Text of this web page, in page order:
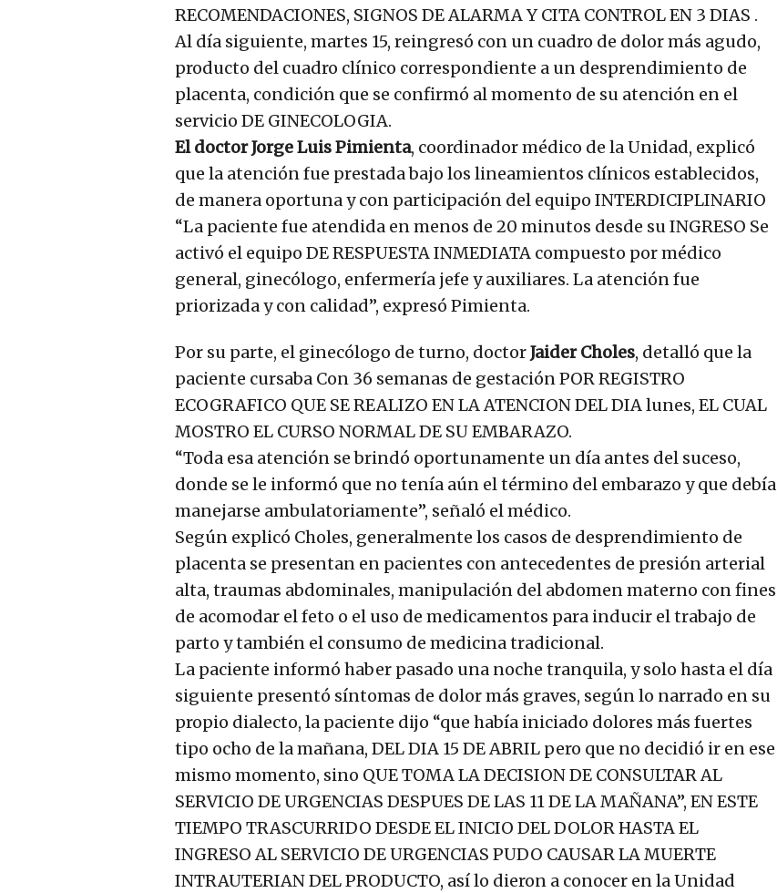
RECOMENDACIONES, SIGNOS DE ALARMA Y CITA CONTROL EN 3 DIAS .
Al día siguiente, martes 15, reingresó con un cuadro de dolor más agudo,
producto del cuadro clínico correspondiente a un desprendimiento de
placenta, condición que se confirmó al momento de su atención en el
servicio DE GINECOLOGIA.
El doctor Jorge Luis Pimienta, coordinador médico de la Unidad, explicó
que la atención fue prestada bajo los lineamientos clínicos establecidos,
de manera oportuna y con participación del equipo INTERDICIPLINARIO
“La paciente fue atendida en menos de 20 minutos desde su INGRESO Se
activó el equipo DE RESPUESTA INMEDIATA compuesto por médico
general, ginecólogo, enfermería jefe y auxiliares. La atención fue
priorizada y con calidad”, expresó Pimienta.
Por su parte, el ginecólogo de turno, doctorJaider Choles, detalló que la
paciente cursaba Con 36 semanas de gestación POR REGISTRO
ECOGRAFICO QUE SE REALIZO EN LA ATENCION DEL DIA lunes, EL CUAL
MOSTRO EL CURSO NORMAL DE SU EMBARAZO.
“Toda esa atención se brindó oportunamente un día antes del suceso,
donde se le informó que no tenía aún el término del embarazo y que debía
manejarse ambulatoriamente”, señaló el médico.
Según explicó Choles, generalmente los casos de desprendimiento de
placenta se presentan en pacientes con antecedentes de presión arterial
alta, traumas abdominales, manipulación del abdomen materno con fines
de acomodar el feto o el uso de medicamentos para inducir el trabajo de
parto y también el consumo de medicina tradicional.
La paciente informó haber pasado una noche tranquila, y solo hasta el día
siguiente presentó síntomas de dolor más graves, según lo narrado en su
propio dialecto, la paciente dijo “que había iniciado dolores más fuertes
tipo ocho de la mañana, DEL DIA 15 DE ABRIL pero que no decidió ir en ese
mismo momento, sino QUE TOMA LA DECISION DE CONSULTAR AL
SERVICIO DE URGENCIAS DESPUES DE LAS 11 DE LA MAÑANA”, EN ESTE
TIEMPO TRASCURRIDO DESDE EL INICIO DEL DOLOR HASTA EL
INGRESO AL SERVICIO DE URGENCIAS PUDO CAUSAR LA MUERTE
INTRAUTERIAN DEL PRODUCTO, así lo dieron a conocer en la Unidad